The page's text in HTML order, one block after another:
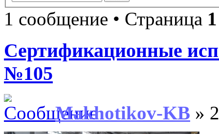
1 сообщение • Страница 1
Сертификационные
№105
Makhotikov-KB »